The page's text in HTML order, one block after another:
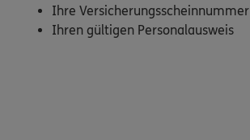
Ihre Versicherungsscheinnummer
Ihren gültigen Personalausweis